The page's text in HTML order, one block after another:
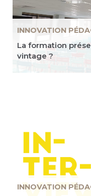
INNOVATION
La formation
vintage ?
INNOVATION